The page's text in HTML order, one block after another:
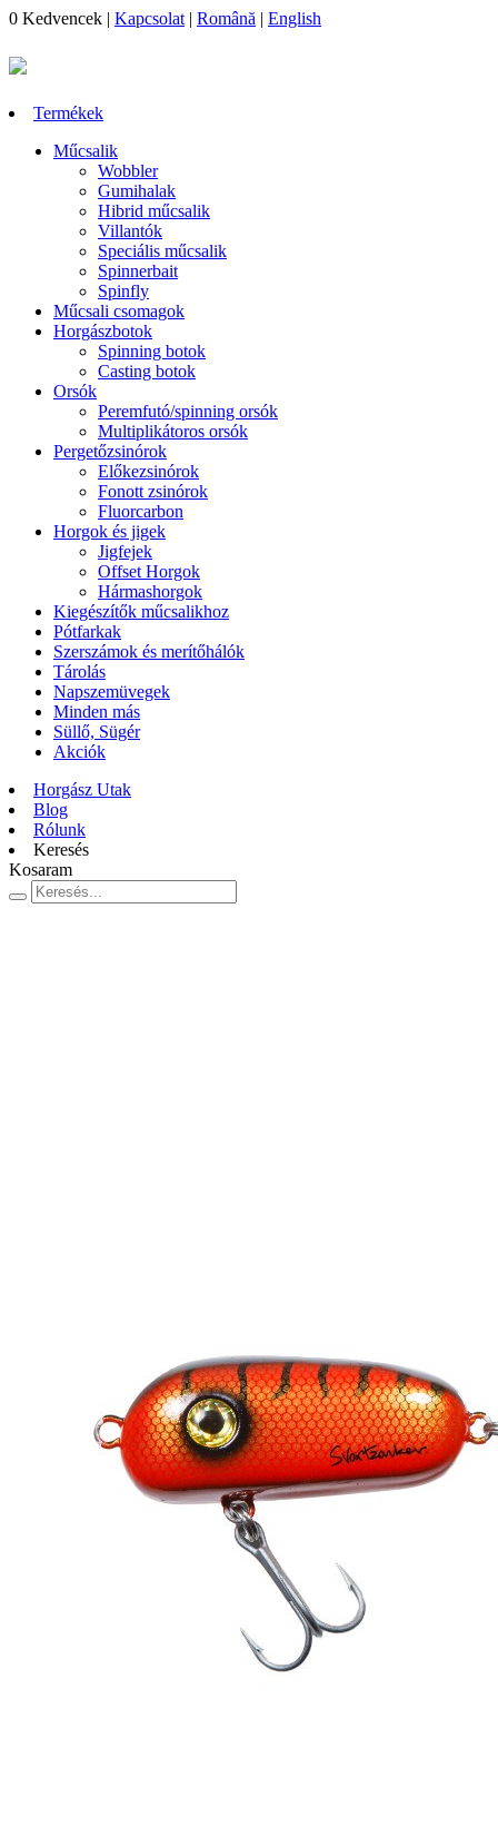
0 Kedvencek | Kapcsolat | Română | English
Termékek
Műcsalik
Wobbler
Gumihalak
Hibrid műcsalik
Villantók
Speciális műcsalik
Spinnerbait
Spinfly
Műcsali csomagok
Horgászbotok
Spinning botok
Casting botok
Orsók
Peremfutó/spinning orsók
Multiplikátoros orsók
Pergetőzsinórok
Előkezsinórok
Fonott zsinórok
Fluorcarbon
Horgok és jigek
Jigfejek
Offset Horgok
Hármashorgok
Kiegészítők műcsalikhoz
Pótfarkak
Szerszámok és merítőhálók
Tárolás
Napszemüvegek
Minden más
Süllő, Sügér
Akciók
Horgász Utak
Blog
Rólunk
Keresés
Kosaram